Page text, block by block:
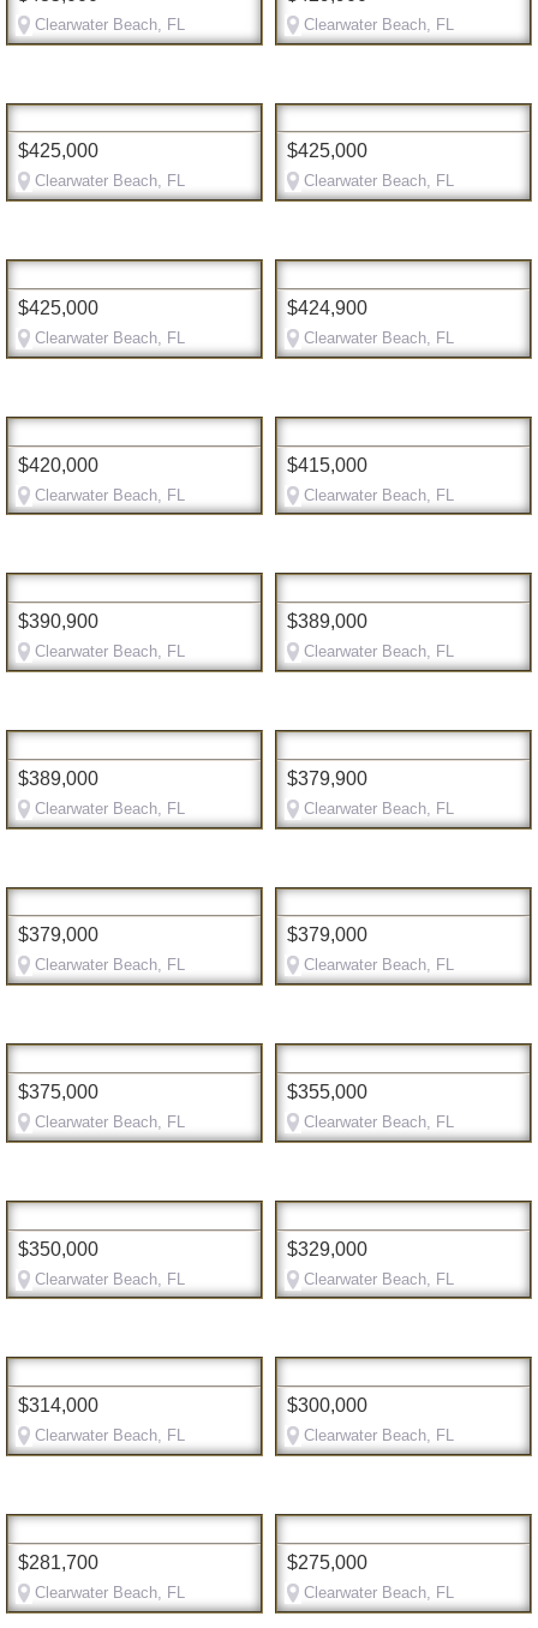
Clearwater Beach, FL Clearwater Beach, FL
$425,000
Clearwater Beach, FL
$425,000
Clearwater Beach, FL
$425,000
Clearwater Beach, FL
$424,900
Clearwater Beach, FL
$420,000
Clearwater Beach, FL
$415,000
Clearwater Beach, FL
$390,900
Clearwater Beach, FL
$389,000
Clearwater Beach, FL
$389,000
Clearwater Beach, FL
$379,900
Clearwater Beach, FL
$379,000
Clearwater Beach, FL
$379,000
Clearwater Beach, FL
$375,000
Clearwater Beach, FL
$355,000
Clearwater Beach, FL
$350,000
Clearwater Beach, FL
$329,000
Clearwater Beach, FL
$314,000
Clearwater Beach, FL
$300,000
Clearwater Beach, FL
$281,700
Clearwater Beach, FL
$275,000
Clearwater Beach, FL